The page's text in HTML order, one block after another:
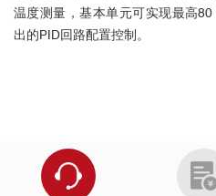
温度测量，基本单元可实现最高
出的PID回路配置控制。